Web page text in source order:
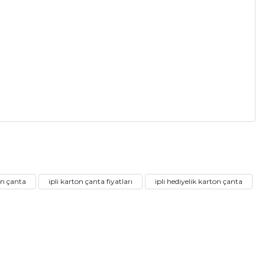
çanta ipli karton çanta fiyatları
ipli hediyelik karton çanta